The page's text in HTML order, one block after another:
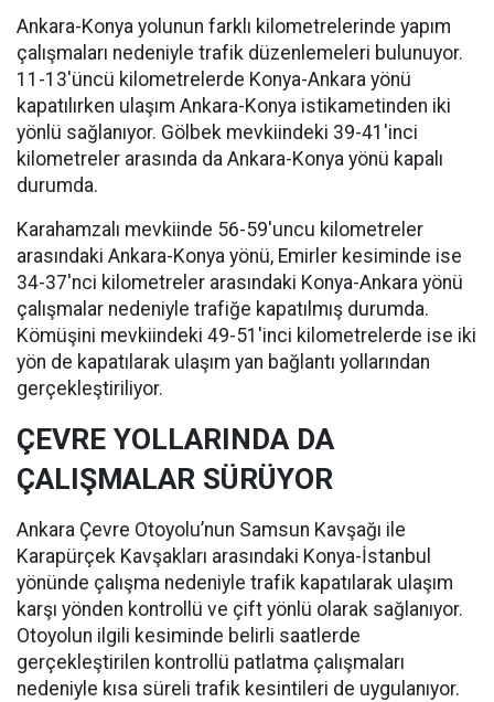
Ankara-Konya yolunun farklı kilometrelerinde yapım
çalışmaları nedeniyle trafik düzenlemeleri bulunuyor.
11-13'üncü kilometrelerde Konya-Ankara yönü
kapatılırken ulaşım Ankara-Konya istikametinden iki
yönlü sağlanıyor. Gölbek mevkiindeki 39-41'inci
kilometreler arasında da Ankara-Konya yönü kapalı
durumda.
Karahamzalı mevkiinde 56-59'uncu kilometreler
arasındaki Ankara-Konya yönü, Emirler kesiminde ise
34-37'nci kilometreler arasındaki Konya-Ankara yönü
çalışmalar nedeniyle trafiğe kapatılmış durumda.
Kömüşini mevkiindeki 49-51'inci kilometrelerde ise iki
yön de kapatılarak ulaşım yan bağlantı yollarından
gerçekleştiriliyor.
ÇEVRE YOLLARINDA DA
ÇALIŞMALAR SÜRÜYOR
Ankara Çevre Otoyolu’nun Samsun Kavşağı ile
Karapürçek Kavşakları arasındaki Konya-İstanbul
yönünde çalışma nedeniyle trafik kapatılarak ulaşım
karşı yönden kontrollü ve çift yönlü olarak sağlanıyor.
Otoyolun ilgili kesiminde belirli saatlerde
gerçekleştirilen kontrollü patlatma çalışmaları
nedeniyle kısa süreli trafik kesintileri de uygulanıyor.